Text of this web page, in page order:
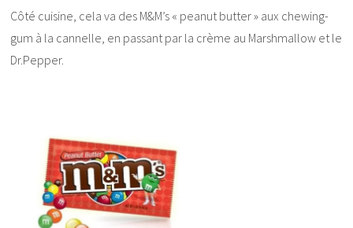
Côté cuisine, cela va des M&M’s « peanut butter » aux chewing-
gum à la cannelle, en passant par la crème au Marshmallow et le
Dr.Pepper.